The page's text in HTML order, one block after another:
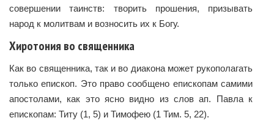
совершении таинств: творить прошения, призывать
народ к молитвам и возносить их к Богу.
Хиротония во священника
Как во священника, так и во диакона может рукополагать
только епископ. Это право сообщено епископам самими
апостолами, как это ясно видно из слов ап. Павла к
епископам: Титу (1, 5) и Тимофею (1 Тим. 5, 22).